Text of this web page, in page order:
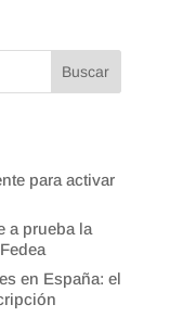
para activar
a prueba la
en España: el